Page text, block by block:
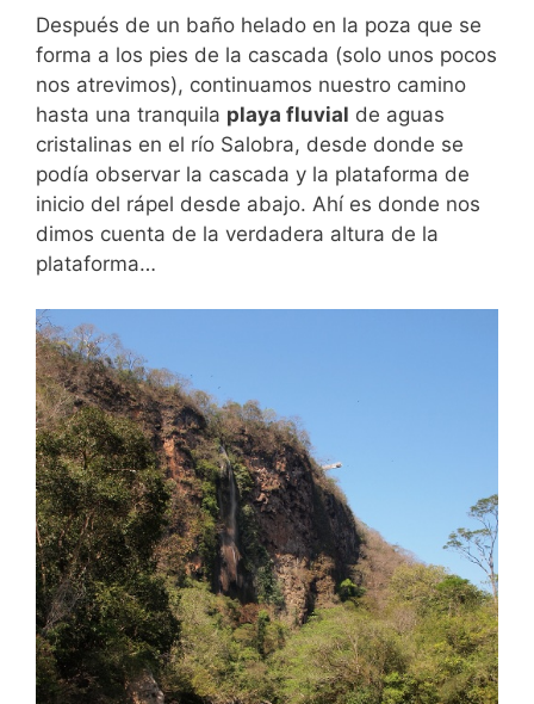
Después de un baño helado en la poza que se
forma a los pies de la cascada (solo unos pocos
nos atrevimos), continuamos nuestro camino
hasta una tranquila playa fluvial de aguas
cristalinas en el río Salobra, desde donde se
podía observar la cascada y la plataforma de
inicio del rápel desde abajo. Ahí es donde nos
dimos cuenta de la verdadera altura de la
plataforma…